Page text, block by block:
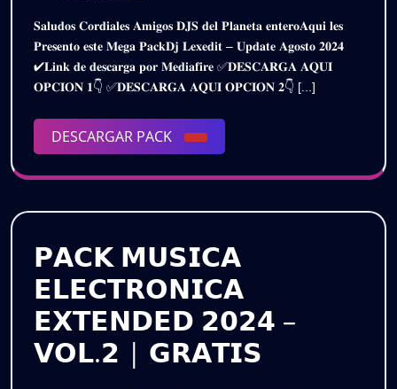
–
𝗗𝗝
de
2024
–
𝗗𝗝
𝗟𝗘𝗫𝗘𝗗𝗜𝗧
𝐒𝐚𝐥𝐮𝐝𝐨𝐬 𝐂𝐨𝐫𝐝𝐢𝐚𝐥𝐞𝐬 𝐀𝐦𝐢𝐠𝐨𝐬 𝐃𝐉𝐒 𝐝𝐞𝐥 𝐏𝐥𝐚𝐧𝐞𝐭𝐚 𝐞𝐧𝐭𝐞𝐫𝐨𝐀𝐪𝐮𝐢 𝐥𝐞𝐬
𝐏𝐫𝐞𝐬𝐞𝐧𝐭𝐨 𝐞𝐬𝐭𝐞 𝐌𝐞𝐠𝐚 𝐏𝐚𝐜𝐤𝐃𝐣 𝐋𝐞𝐱𝐞𝐝𝐢𝐭 – 𝐔𝐩𝐝𝐚𝐭𝐞 𝐀𝐠𝐨𝐬𝐭𝐨 𝟐𝟎𝟐𝟒
✔𝐋𝐢𝐧𝐤 𝐝𝐞 𝐝𝐞𝐬𝐜𝐚𝐫𝐠𝐚 𝐩𝐨𝐫 𝐌𝐞𝐝𝐢𝐚𝐟𝐢𝐫𝐞 ✅𝐃𝐄𝐒𝐂𝐀𝐑𝐆𝐀 𝐀𝐐𝐔𝐈
𝐎𝐏𝐂𝐈𝐎𝐍 𝟏👇 ✅𝐃𝐄𝐒𝐂𝐀𝐑𝐆𝐀 𝐀𝐐𝐔𝐈 𝐎𝐏𝐂𝐈𝐎𝐍 𝟐👇 [...]
DESCARGAR PACK
DESCARGAR
PACK
𝗣𝗔𝗖𝗞 𝗠𝗨𝗦𝗜𝗖𝗔
𝗘𝗟𝗘𝗖𝗧𝗥𝗢𝗡𝗜𝗖𝗔
𝗘𝗫𝗧𝗘𝗡𝗗𝗘𝗗 𝟮𝟬𝟮𝟰 –
𝗩𝗢𝗟.𝟮 | 𝗚𝗥𝗔𝗧𝗜𝗦